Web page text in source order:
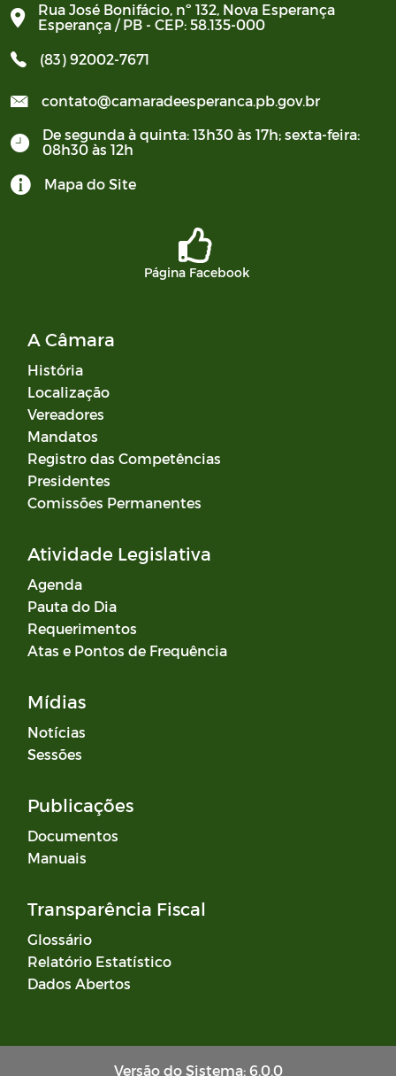
Rua José Bonifácio, nº 132, Nova Esperança
Esperança / PB - CEP: 58.135-000
(83) 92002-7671
contato@camaradeesperanca.pb.gov.br
De segunda à quinta: 13h30 às 17h; sexta-feira:
08h30 às 12h
Mapa do Site
Página Facebook
A Câmara
História
Localização
Vereadores
Mandatos
Registro das Competências
Presidentes
Comissões Permanentes
Atividade Legislativa
Agenda
Pauta do Dia
Requerimentos
Atas e Pontos de Frequência
Mídias
Notícias
Sessões
Publicações
Documentos
Manuais
Transparência Fiscal
Glossário
Relatório Estatístico
Dados Abertos
Versão do Sistema: 6.0.0